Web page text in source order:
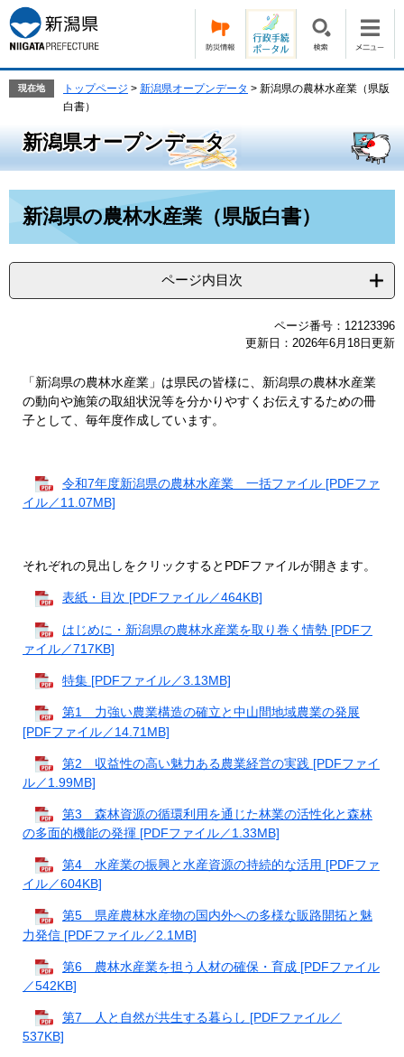
ー
ジ
の
す。
ニ
ュ
ー
現在地 トップページ > 新潟県オープンデータ > 新潟県の農林水産業（県版
白書）
新潟県オープンデータ
新潟県の農林水産業（県版白書）
ページ内目次
ページ番号：12123396
更新日：2026年6月18日更新
「新潟県の農林水産業」は県民の皆様に、新潟県の農林水産業
の動向や施策の取組状況等を分かりやすくお伝えするための冊
子として、毎年度作成しています。
令和7年度新潟県の農林水産業 一括ファイル [PDFファ
イル／11.07MB]
それぞれの見出しをクリックするとPDFファイルが開きます。
表紙・目次 [PDFファイル／464KB]
はじめに・新潟県の農林水産業を取り巻く情勢 [PDFフ
ァイル／717KB]
特集 [PDFファイル／3.13MB]
第1 力強い農業構造の確立と中山間地域農業の発展
[PDFファイル／14.71MB]
第2 収益性の高い魅力ある農業経営の実践 [PDFファイ
ル／1.99MB]
第3 森林資源の循環利用を通じた林業の活性化と森林
の多面的機能の発揮 [PDFファイル／1.33MB]
第4 水産業の振興と水産資源の持続的な活用 [PDFファ
イル／604KB]
第5 県産農林水産物の国内外への多様な販路開拓と魅
力発信 [PDFファイル／2.1MB]
第6 農林水産業を担う人材の確保・育成 [PDFファイル
／542KB]
第7 人と自然が共生する暮らし [PDFファイル／
537KB]